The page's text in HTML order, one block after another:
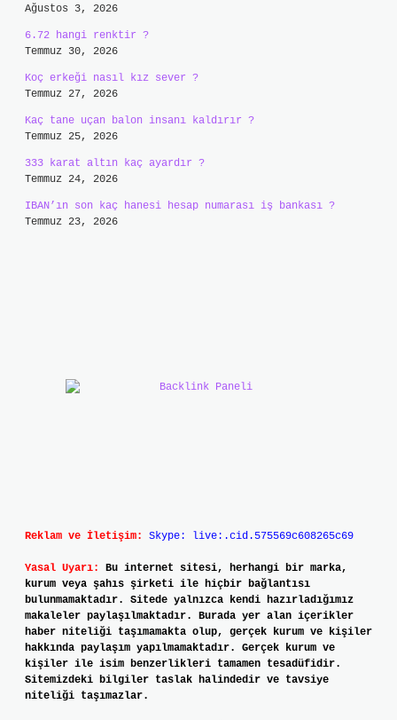
Ağustos 3, 2026
6.72 hangi renktir ?
Temmuz 30, 2026
Koç erkeği nasıl kız sever ?
Temmuz 27, 2026
Kaç tane uçan balon insanı kaldırır ?
Temmuz 25, 2026
333 karat altın kaç ayardır ?
Temmuz 24, 2026
IBAN’ın son kaç hanesi hesap numarası iş bankası ?
Temmuz 23, 2026
Reklam ve İletişim: Skype: live:.cid.575569c608265c69
Yasal Uyarı:
Bu internet sitesi, herhangi bir marka,
kurum veya şahıs şirketi ile hiçbir bağlantısı
bulunmamaktadır. Sitede yalnızca kendi hazırladığımız
makaleler paylaşılmaktadır. Burada yer alan içerikler
haber niteliği taşımamakta olup, gerçek kurum ve kişiler
hakkında paylaşım yapılmamaktadır. Gerçek kurum ve
kişiler ile isim benzerlikleri tamamen tesadüfidir.
Sitemizdeki bilgiler taslak halindedir ve tavsiye
niteliği taşımazlar.